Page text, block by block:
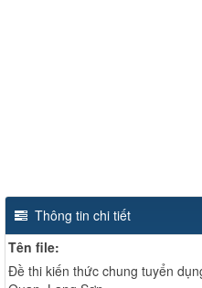
Thông tin chi tiết
Tên file:
Đề thi kiến thức chung tuyển